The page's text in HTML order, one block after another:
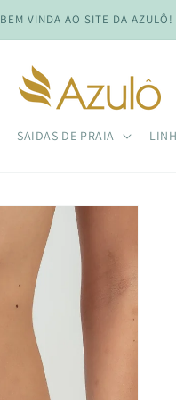
BEM VINDA AO SITE DA AZULÔ!
SAIDAS DE PRAIA